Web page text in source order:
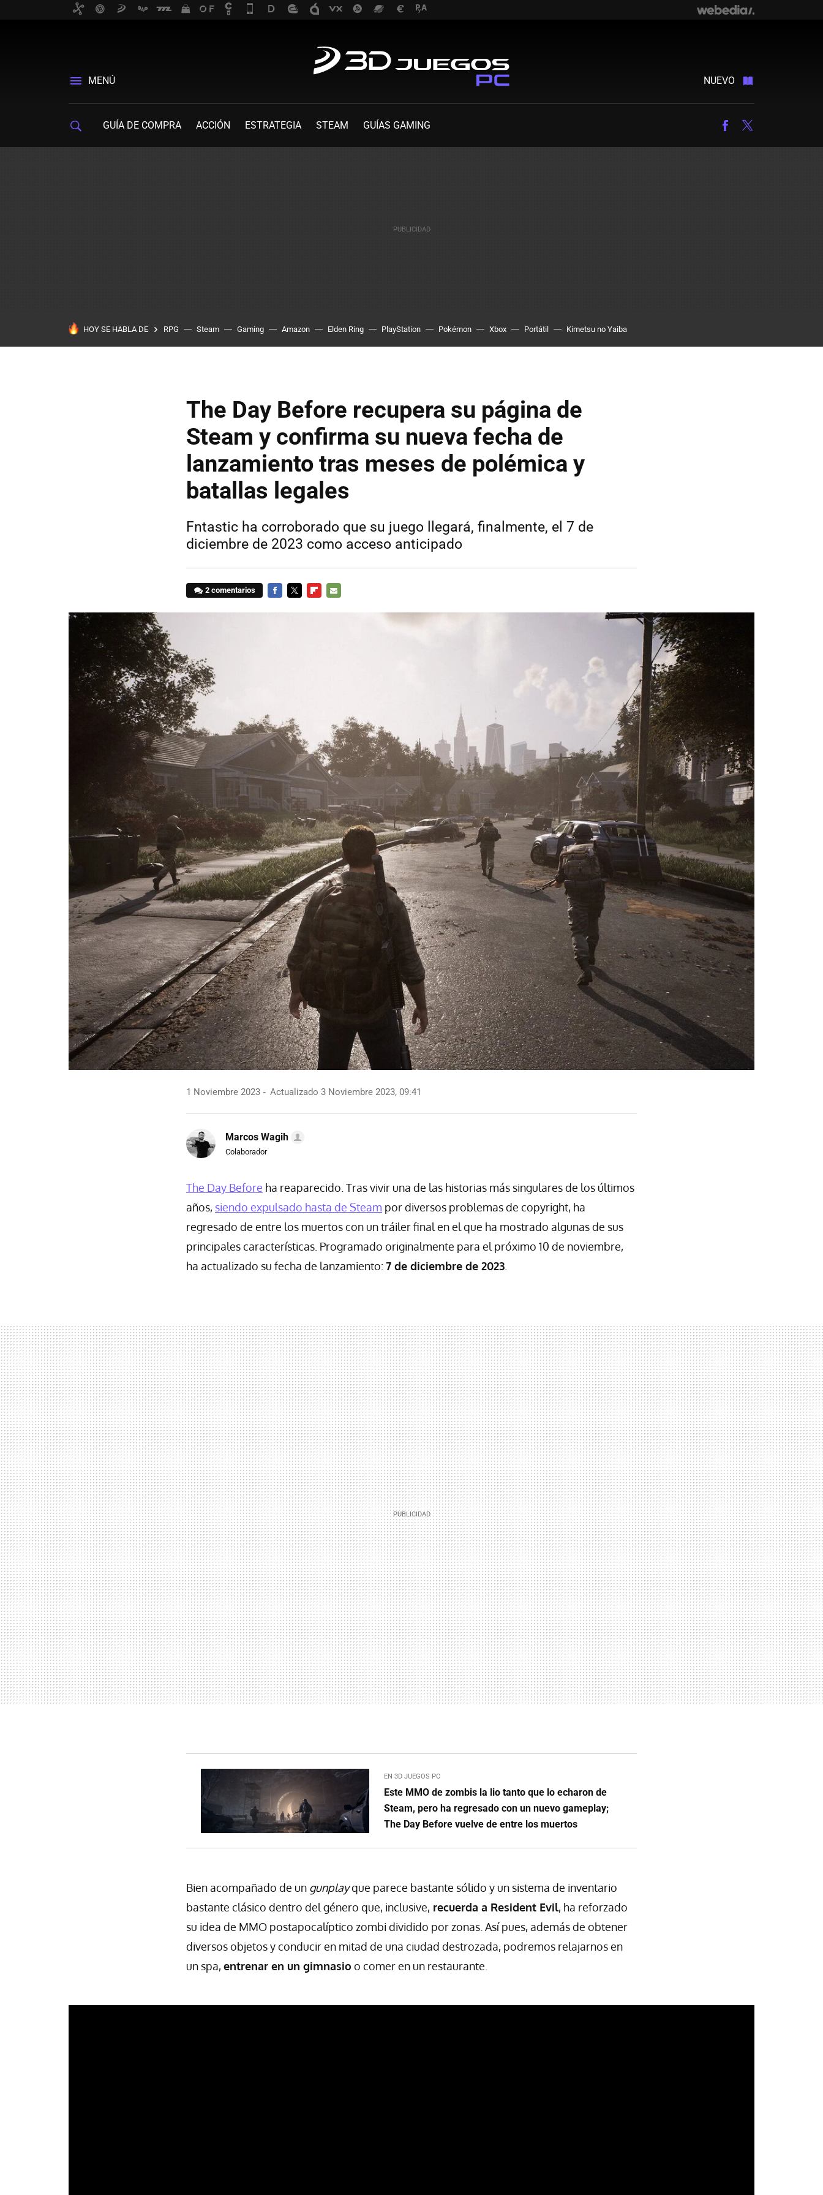
MENÚ NUEVO
GUÍA DE COMPRA ACCIÓN ESTRATEGIA STEAM GUÍAS GAMING Facebook
HOY SE HABLA DE RPG Steam Gaming Amazon Elden Ring PlayStation Pokémon Xbox Portátil Kimetsu no Yaiba
The Day Before recupera su página de
Steam y confirma su nueva fecha de
lanzamiento tras meses de polémica y
batallas legales
Fntastic ha corroborado que su juego llegará, finalmente, el 7 de
diciembre de 2023 como acceso anticipado
2 comentarios
1 Noviembre 2023 Actualizado 3 Noviembre 2023, 09:41
Marcos Wagih
Colaborador
The Day Before ha reaparecido. Tras vivir una de las historias más singulares de los últimos
años, siendo expulsado hasta de Steam por diversos problemas de copyright, ha
regresado de entre los muertos con un tráiler final en el que ha mostrado algunas de sus
principales características. Programado originalmente para el próximo 10 de noviembre,
ha actualizado su fecha de lanzamiento: 7 de diciembre de 2023
EN 3D JUEGOS PC
Este MMO de zombis la lio tanto que lo echaron de
Steam, pero ha regresado con un nuevo gameplay;
The Day Before vuelve de entre los muertos
Bien acompañado de un gunplayque parece bastante sólido y un sistema de inventario
bastante clásico dentro del género que, inclusive, recuerda a Resident Evil, ha reforzado
su idea de MMO postapocalíptico zombi dividido por zonas. Así pues, además de obtener
diversos objetos y conducir en mitad de una ciudad destrozada, podremos relajarnos en
un spa,entrenar en un gimnasio o comer en un restaurante.